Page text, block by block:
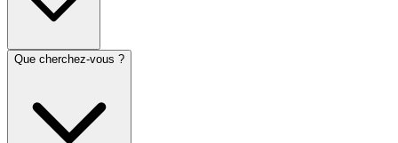
Que cherchez-vous ?